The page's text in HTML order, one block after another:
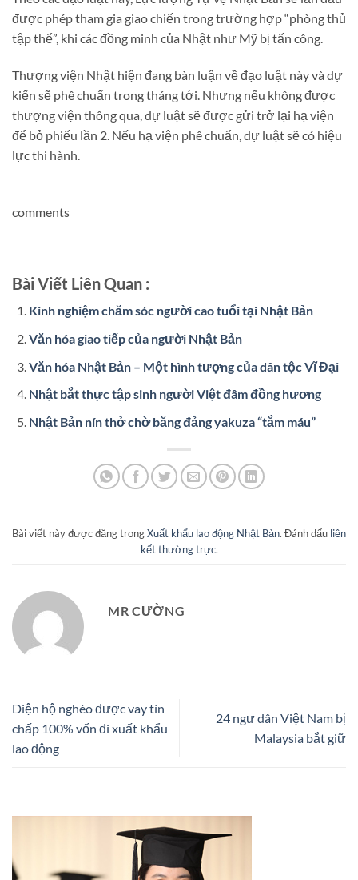
được phép tham gia giao chiến trong trường hợp “phòng thủ
tập thể”, khi các đồng minh của Nhật như Mỹ bị tấn công.
Thượng viện Nhật hiện đang bàn luận về đạo luật này và dự
kiến sẽ phê chuẩn trong tháng tới. Nhưng nếu không được
thượng viện thông qua, dự luật sẽ được gửi trở lại hạ viện
để bỏ phiếu lần 2. Nếu hạ viện phê chuẩn, dự luật sẽ có hiệu
lực thi hành.
comments
Bài Viết Liên Quan :
Kinh nghiệm chăm sóc người cao tuổi tại Nhật Bản
Văn hóa giao tiếp của người Nhật Bản
Văn hóa Nhật Bản – Một hình tượng của dân tộc Vĩ Đại
Nhật bắt thực tập sinh người Việt đâm đồng hương
Nhật Bản nín thở chờ băng đảng yakuza “tắm máu”
Bài viết này được đăng trongXuất khẩu lao động Nhật Bản. Đánh dấu liên
kết thường trực.
MR CƯỜNG
Diện hộ nghèo được vay tín
chấp 100% vốn đi xuất khẩu
lao động
24 ngư dân Việt Nam bị
Malaysia bắt giữ